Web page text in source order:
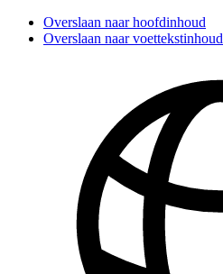
Overslaan naar hoofdinhoud
Overslaan naar voettekstinhoud